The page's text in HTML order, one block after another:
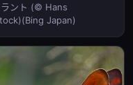
ラント (© Hans
Japan)